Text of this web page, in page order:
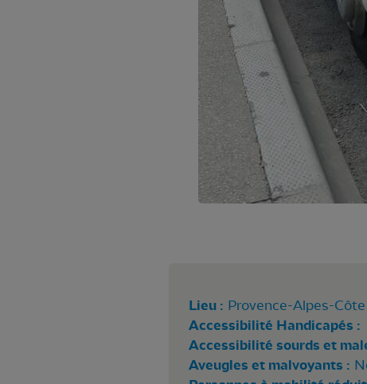
Lieu : Provence-Alpes-
Accessibilité Handicapés :
Accessibilité sourds et
Aveugles et malvoyants :